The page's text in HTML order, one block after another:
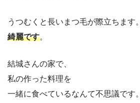
うつむくと長いまつ毛が際立ちます。
綺麗です。
結城さんの家で、
私の作った料理を
一緒に食べているなんて不思議です。